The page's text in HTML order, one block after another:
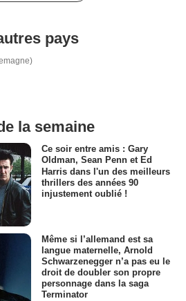
pays
la semaine
Ce soir entre amis : Gary
Oldman, Sean Penn et Ed
Harris dans l'un des meilleurs
thrillers des années 90
injustement oublié !
Même si l’allemand est sa
langue maternelle, Arnold
Schwarzenegger n’a pas eu le
droit de doubler son propre
personnage dans la saga
Terminator